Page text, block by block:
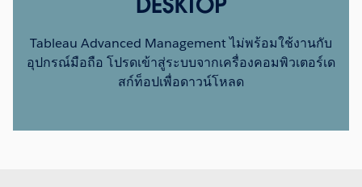
Tableau Advanced Management ไม่พร้อมใช้งานกับ
อุปกรณ์มือถือ โปรดเข้าสู่ระบบจากเครื่องคอมพิวเตอร์เด
สก์ท็อปเพื่อดาวน์โหลด